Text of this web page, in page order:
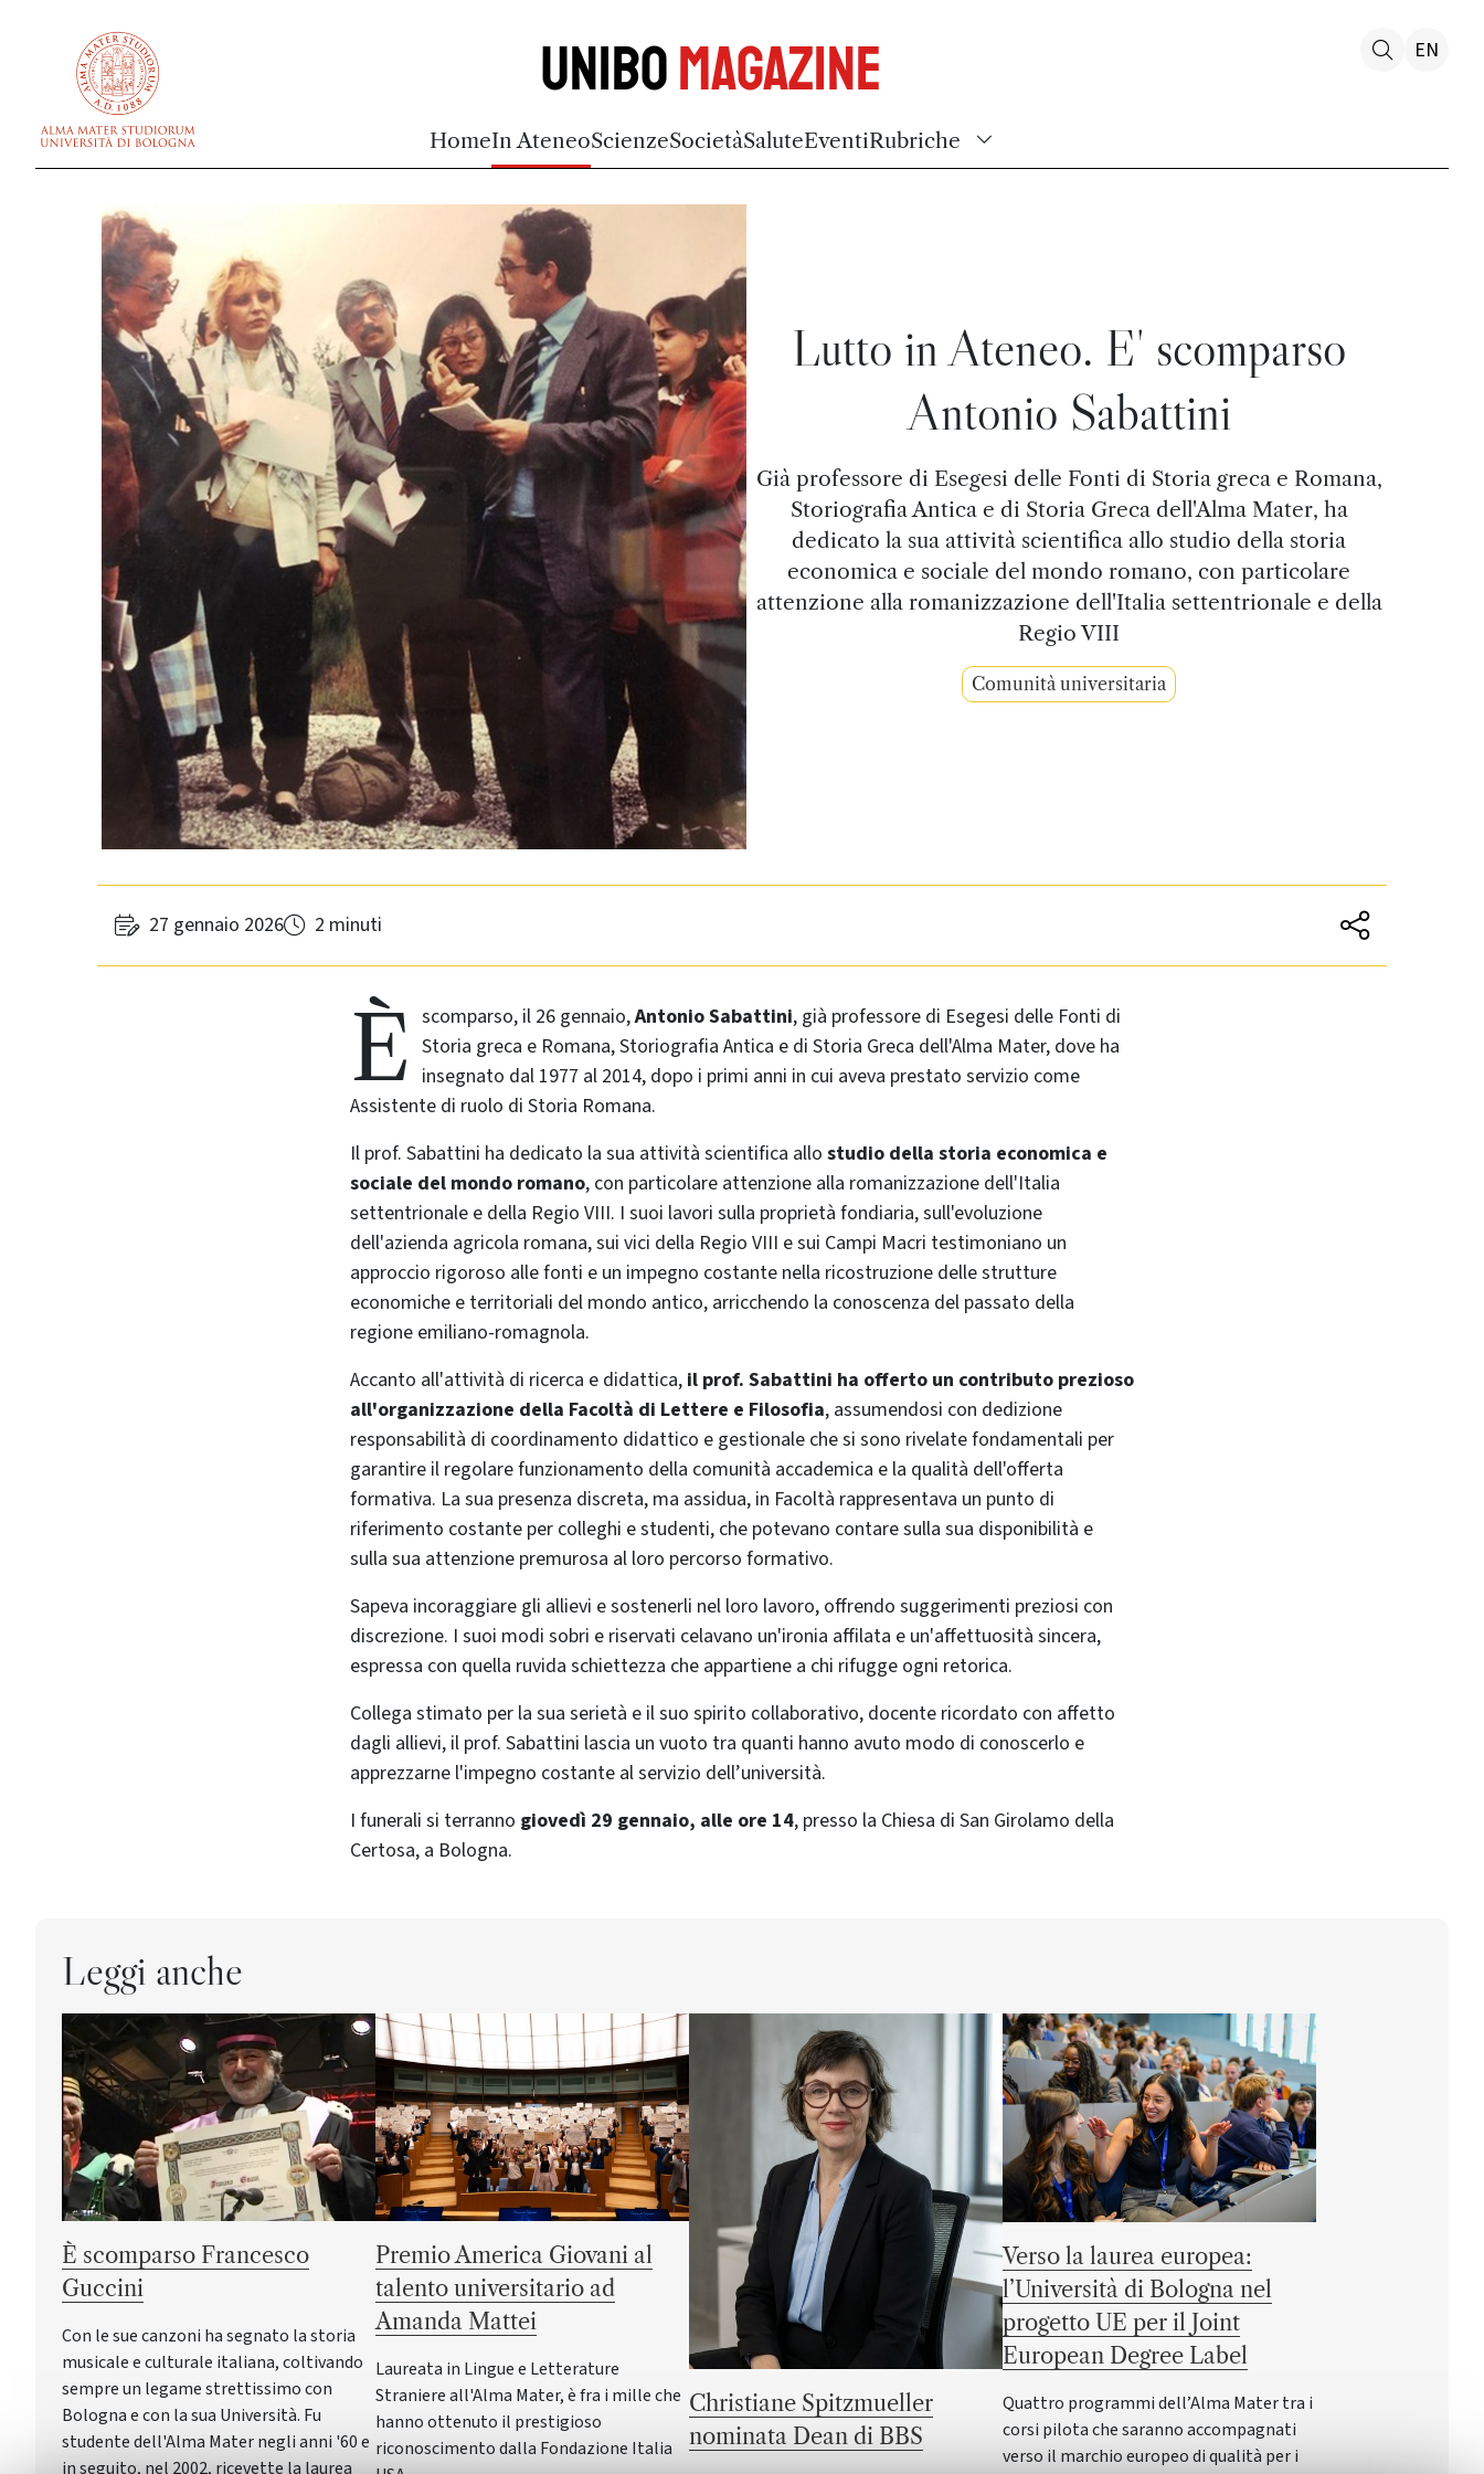
UniboMagazine
HomeIn AteneoScienzeSocietàSaluteEventiRubriche
EN
Lutto in Ateneo. E' scomparso
Antonio Sabattini
Già professore di Esegesi delle Fonti di Storia greca e Romana,
Storiografia Antica e di Storia Greca dell'Alma Mater, ha
dedicato la sua attività scientifica allo studio della storia
economica e sociale del mondo romano, con particolare
attenzione alla romanizzazione dell'Italia settentrionale e della
Regio VIII
Comunità universitaria
27 gennaio 2026 2 minuti
È scomparso, il 26 gennaio,Antonio Sabattini, già professore di Esegesi delle Fonti di
Storia greca e Romana, Storiografia Antica e di Storia Greca dell'Alma Mater, dove ha
insegnato dal 1977 al 2014, dopo i primi anni in cui aveva prestato servizio come
Assistente di ruolo di Storia Romana.
Il prof. Sabattini ha dedicato la sua attività scientifica allo studio della storia economica e
sociale del mondo romano, con particolare attenzione alla romanizzazione dell'Italia
settentrionale e della Regio VIII. I suoi lavori sulla proprietà fondiaria, sull'evoluzione
dell'azienda agricola romana, sui vici della Regio VIII e sui Campi Macri testimoniano un
approccio rigoroso alle fonti e un impegno costante nella ricostruzione delle strutture
economiche e territoriali del mondo antico, arricchendo la conoscenza del passato della
regione emiliano-romagnola.
Accanto all'attività di ricerca e didattica, il prof. Sabattini ha offerto un contributo prezioso
all'organizzazione della Facoltà di Lettere e Filosofia, assumendosi con dedizione
responsabilità di coordinamento didattico e gestionale che si sono rivelate fondamentali per
garantire il regolare funzionamento della comunità accademica e la qualità dell'offerta
formativa. La sua presenza discreta, ma assidua, in Facoltà rappresentava un punto di
riferimento costante per colleghi e studenti, che potevano contare sulla sua disponibilità e
sulla sua attenzione premurosa al loro percorso formativo.
Sapeva incoraggiare gli allievi e sostenerli nel loro lavoro, offrendo suggerimenti preziosi con
discrezione. I suoi modi sobri e riservati celavano un'ironia affilata e un'affettuosità sincera,
espressa con quella ruvida schiettezza che appartiene a chi rifugge ogni retorica.
Collega stimato per la sua serietà e il suo spirito collaborativo, docente ricordato con affetto
dagli allievi, il prof. Sabattini lascia un vuoto tra quanti hanno avuto modo di conoscerlo e
apprezzarne l'impegno costante al servizio dell’università.
I funerali si terranno giovedì 29 gennaio, alle ore 14, presso la Chiesa di San Girolamo della
Certosa, a Bologna.
Leggi anche
È scomparso Francesco
Guccini
Con le sue canzoni ha segnato la storia
musicale e culturale italiana, coltivando
sempre un legame strettissimo con
Bologna e con la sua Università. Fu
studente dell'Alma Mater negli anni '60 e
in seguito, nel 2002, ricevette la laurea
Premio America Giovani al
talento universitario ad
Amanda Mattei
Laureata in Lingue e Letterature
Straniere all'Alma Mater, è fra i mille che
hanno ottenuto il prestigioso
riconoscimento dalla Fondazione Italia
Christiane Spitzmueller
nominata Dean di BBS
Verso la laurea europea:
l’Università di Bologna nel
progetto UE per il Joint
European Degree Label
Quattro programmi dell’Alma Mater tra i
corsi pilota che saranno accompagnati
verso il marchio europeo di qualità per i